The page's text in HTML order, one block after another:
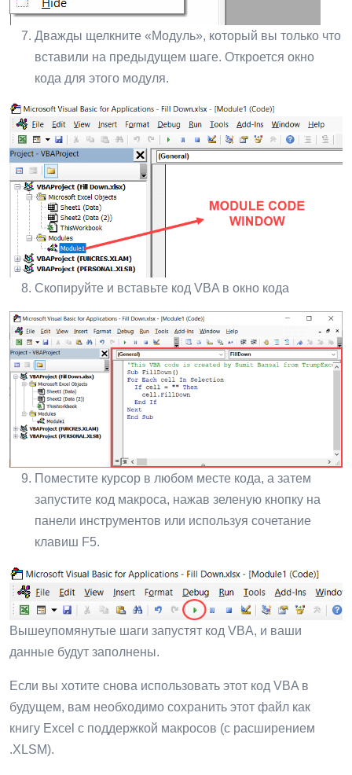
Дважды щелкните «Модуль», который вы только что
вставили на предыдущем шаге. Откроется окно
кода для этого модуля.
Скопируйте и вставьте код VBA в окно кода
Поместите курсор в любом месте кода, а затем
запустите код макроса, нажав зеленую кнопку на
панели инструментов или используя сочетание
клавиш F5.
Вышеупомянутые шаги запустят код VBA, и ваши
данные будут заполнены.
Если вы хотите снова использовать этот код VBA в
будущем, вам необходимо сохранить этот файл как
книгу Excel с поддержкой макросов (с расширением
.XLSM).